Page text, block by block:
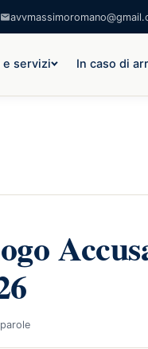
e servizi In caso di
parole